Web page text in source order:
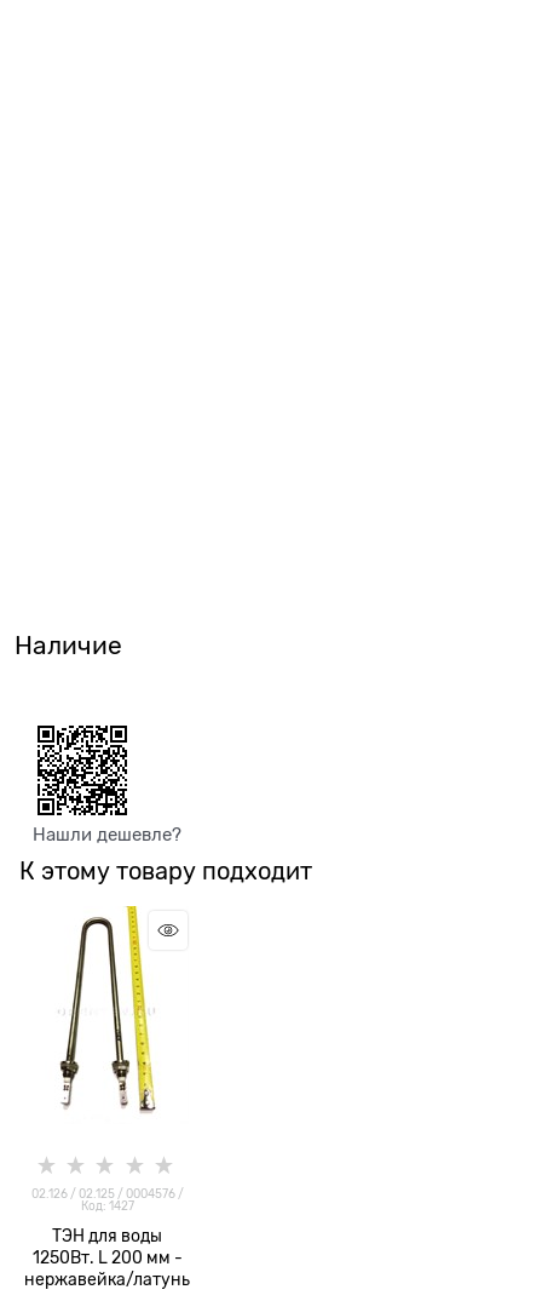
Наличие
Нашли дешевле?
К этому товару подходит
02.126 / 02.125 / 0004576 /
Код: 1427
ТЭН для воды
1250Вт. L 200 мм -
нержавейка/латунь